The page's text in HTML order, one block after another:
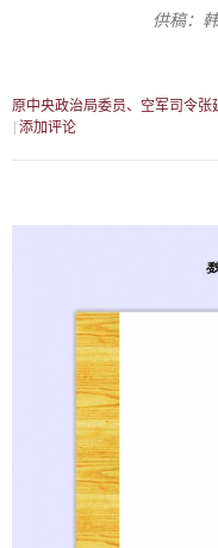
供稿：
原中央政治局委员、空军司令
添加评论